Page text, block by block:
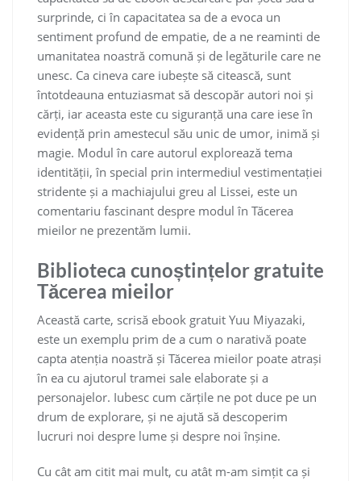
surprinde, ci în capacitatea sa de a evoca un
sentiment profund de empatie, de a ne reaminti de
umanitatea noastră comună și de legăturile care ne
unesc. Ca cineva care iubește să citească, sunt
întotdeauna entuziasmat să descopăr autori noi și
cărți, iar aceasta este cu siguranță una care iese în
evidență prin amestecul său unic de umor, inimă și
magie. Modul în care autorul explorează tema
identității, în special prin intermediul vestimentației
stridente și a machiajului greu al Lissei, este un
comentariu fascinant despre modul în Tăcerea
mieilor ne prezentăm lumii.
Biblioteca cunoștințelor gratuite
Tăcerea mieilor
Această carte, scrisă ebook gratuit Yuu Miyazaki,
este un exemplu prim de a cum o narativă poate
capta atenția noastră și Tăcerea mieilor poate atrași
în ea cu ajutorul tramei sale elaborate și a
personajelor. Iubesc cum cărțile ne pot duce pe un
drum de explorare, și ne ajută să descoperim
lucruri noi despre lume și despre noi înșine.
Cu cât am citit mai mult, cu atât m-am simțit ca și